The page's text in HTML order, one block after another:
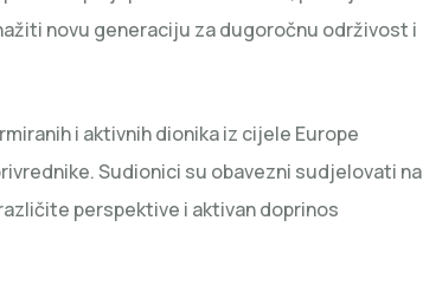
novu generaciju za dugoročnu održivost i
i aktivnih dionika iz cijele Europe
Sudionici su obavezni sudjelovati na
perspektive i aktivan doprinos